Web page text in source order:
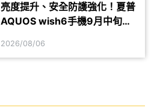
亮度提升、安全防護強化！夏普
AQUOS wish6手機9月中旬台
2026/08/06